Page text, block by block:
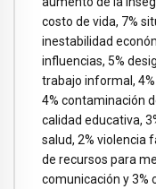
costo de vida, 7%
inestabilidad
influencias, 5%
trabajo informal,
4% contaminación
calidad educativa,
salud, 2% violencia
de recursos para
comunicación y 3%